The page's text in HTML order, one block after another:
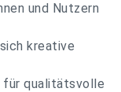
und Nutzern
kreative
für qualitätsvolle